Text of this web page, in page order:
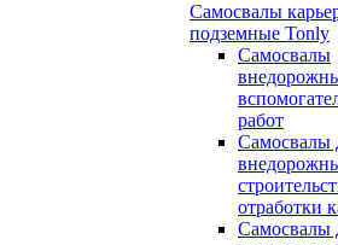
Самосвалы
подземные Tonly
Самосвалы
работ
Самосвалы
отработки
Самосвалы